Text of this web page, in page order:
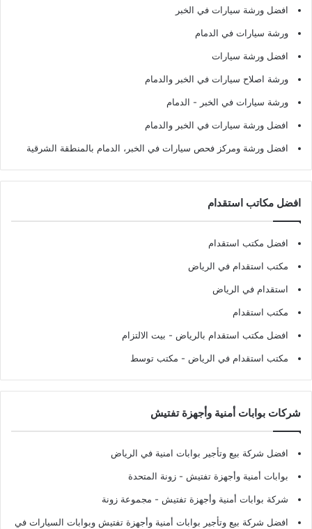
افضل ورشة سيارات في الخبر
ورشة سيارات في الدمام
افضل ورشة سيارات
ورشة اصلاح سيارات في الخبر والدمام
ورشة سيارات في الخبر - الدمام
افضل ورشة سيارات في الخبر والدمام
افضل ورشة ومركز فحص سيارات في الخبر، الدمام بالمنطقة الشرقية
افضل مكاتب استقدام
افضل مكتب استقدام
مكتب استقدام في الرياض
استقدام في الرياض
مكتب استقدام
افضل مكتب استقدام بالرياض - بيت الالتزام
مكتب استقدام في الرياض - مكتب توسط
شركات بوابات أمنية وأجهزة تفتيش
افضل شركة بيع وتأجير بوابات امنية في الرياض
بوابات أمنية وأجهزة تفتيش - زونة المتحدة
شركة بوابات أمنية وأجهزة تفتيش - مجموعة زونة
افضل شركة بيع وتأجير بوابات أمنية وأجهزة تفتيش وبوابات السيارات في